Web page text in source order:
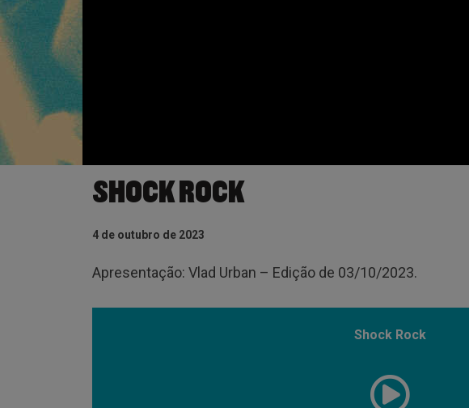
SHOCK ROCK
4 de outubro de 2023
Apresentação: Vlad Urban – Edição de 03/10/2023.
Shock Rock